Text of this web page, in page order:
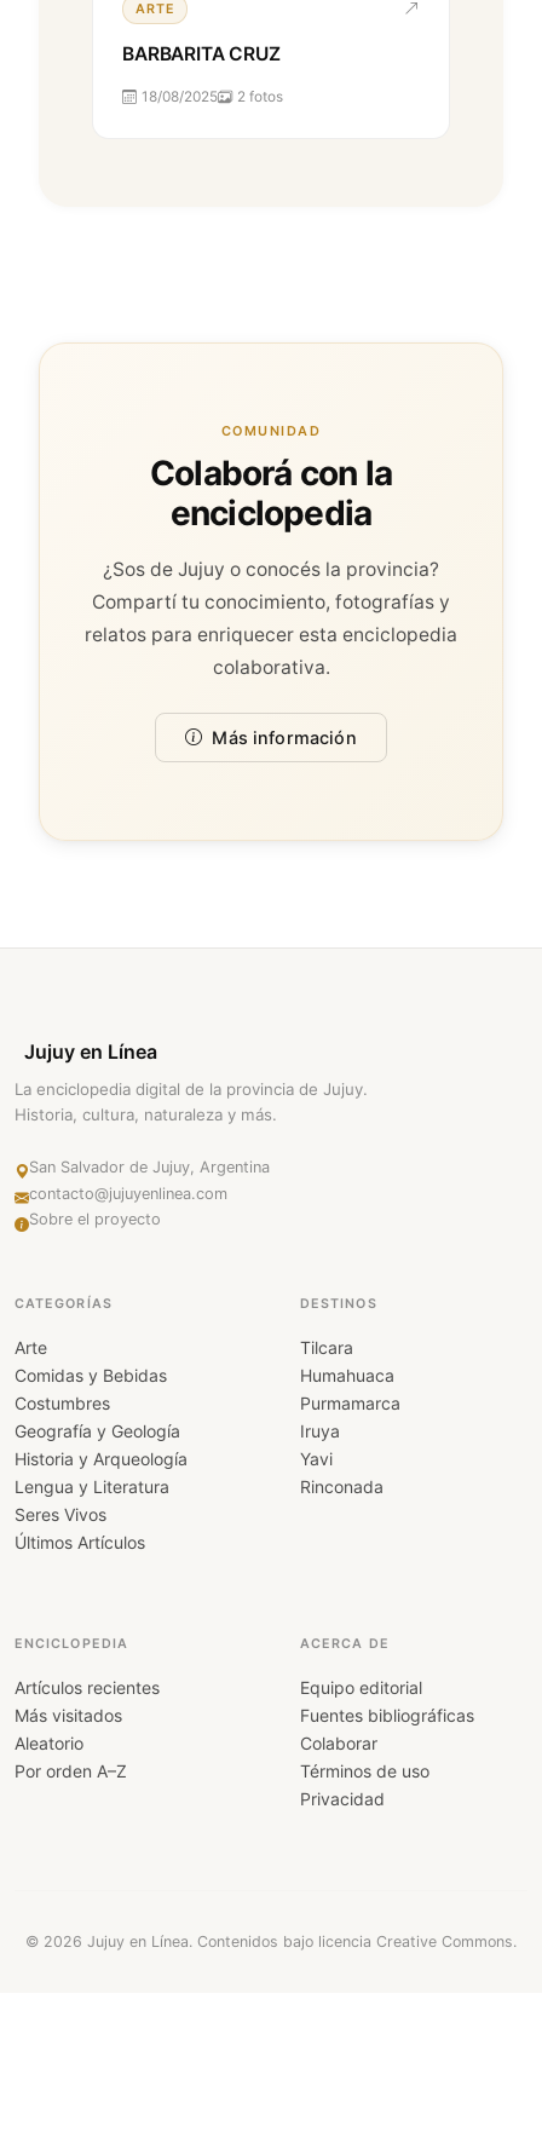
ARTE
BARBARITA CRUZ
18/08/2025 2 fotos
COMUNIDAD
Colaborá con la
enciclopedia
¿Sos de Jujuy o conocés la provincia?
Compartí tu conocimiento, fotografías y
relatos para enriquecer esta enciclopedia
colaborativa.
Más información
Jujuy en Línea
La enciclopedia digital de la provincia de Jujuy.
Historia, cultura, naturaleza y más.
San Salvador de Jujuy, Argentina
contacto@jujuyenlinea.com
Sobre el proyecto
CATEGORÍAS
Arte
Comidas y Bebidas
Costumbres
Geografía y Geología
Historia y Arqueología
Lengua y Literatura
Seres Vivos
Últimos Artículos
DESTINOS
Tilcara
Humahuaca
Purmamarca
Iruya
Yavi
Rinconada
ENCICLOPEDIA
Artículos recientes
Más visitados
Aleatorio
Por orden A–Z
ACERCA DE
Equipo editorial
Fuentes bibliográficas
Colaborar
Términos de uso
Privacidad
© 2026 Jujuy en Línea. Contenidos bajo licencia Creative Commons.